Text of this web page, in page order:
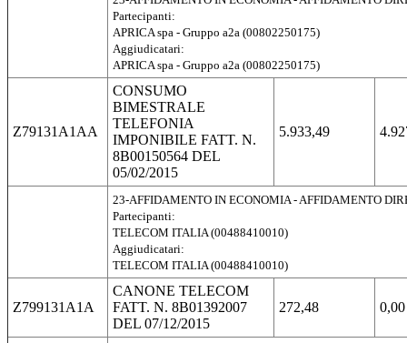
Partecipanti:
APRICA spa - Gruppo a2a (00802250175)
Aggiudicatari:
APRICA spa - Gruppo a2a (00802250175)
Z79131A1AA
CONSUMO
BIMESTRALE
TELEFONIA
IMPONIBILE FATT. N.
8B00150564 DEL
05/02/2015
5.933,49
23-AFFIDAMENTO IN ECONOMIA - AFFIDAMENTO
Partecipanti:
TELECOM ITALIA (00488410010)
Aggiudicatari:
TELECOM ITALIA (00488410010)
Z799131A1A
CANONE TELECOM
FATT. N. 8B01392007
DEL 07/12/2015
272,48 0,00